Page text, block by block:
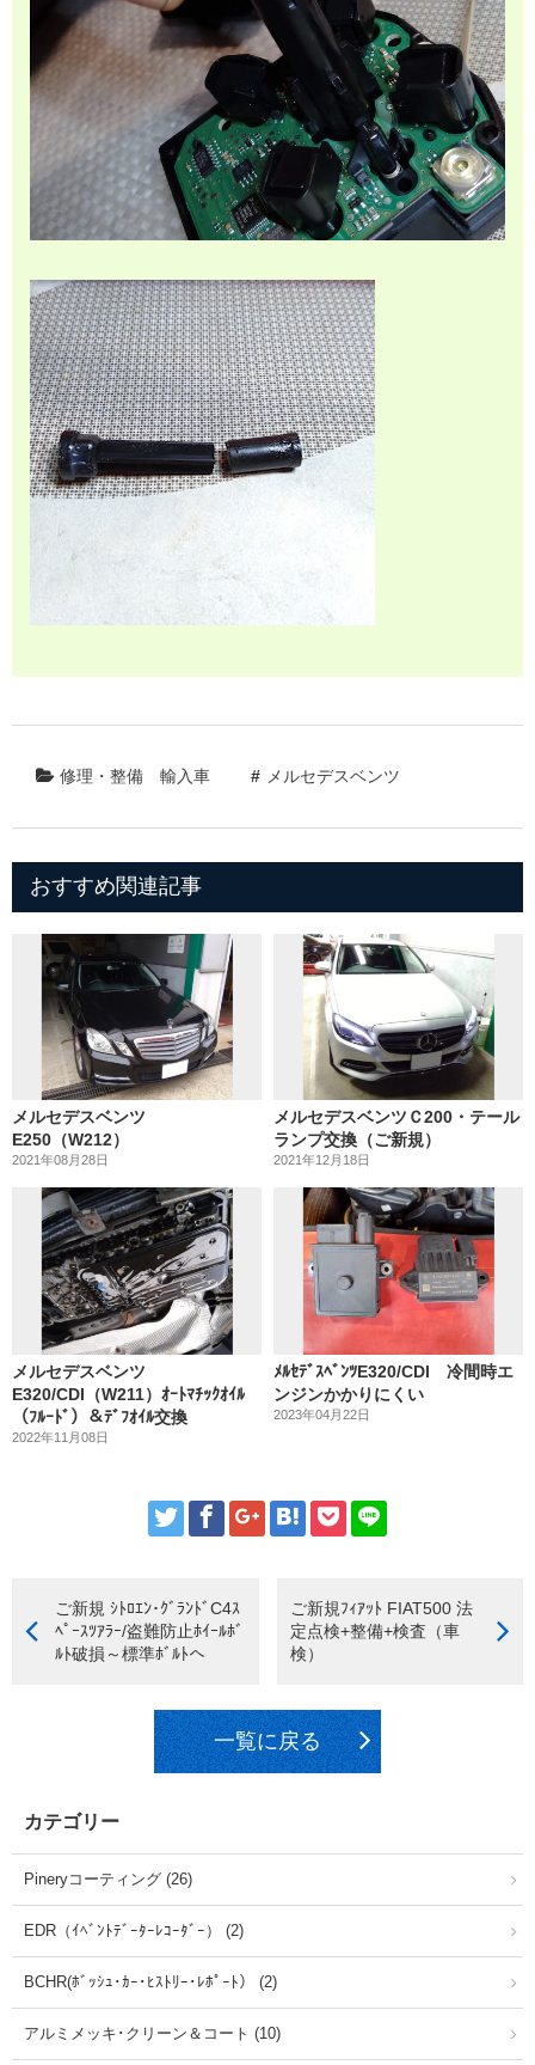
修理・整備 輸入車 メルセデスベンツ
おすすめ関連記事
メルセデスベンツ
E250（W212）
2021年08月28日
メルセデスベンツＣ200・テール
ランプ交換（ご新規）
2021年12月18日
メルセデスベンツ
E320/CDI（W211）ｵｰﾄﾏﾁｯｸｵｲﾙ
（ﾌﾙｰﾄﾞ）＆ﾃﾞﾌｵｲﾙ交換
2022年11月08日
ﾒﾙｾﾃﾞｽﾍﾞﾝﾂE320/CDI 冷間時エ
ンジンかかりにくい
2023年04月22日
ご新規 ｼﾄﾛｴﾝ･ｸﾞﾗﾝﾄﾞC4ｽ
ﾍﾟｰｽﾂｱﾗｰ/盗難防止ﾎｲｰﾙﾎﾞ
ﾙﾄ破損～標準ﾎﾞﾙﾄへ
ご新規ﾌｨｱｯﾄ FIAT500 法
定点検+整備+検査（車
検）
一覧に戻る
カテゴリー
Pineryコーティング (26)
EDR（ｲﾍﾞﾝﾄﾃﾞｰﾀｰﾚｺｰﾀﾞｰ） (2)
BCHR(ﾎﾞｯｼｭ･ｶｰ･ﾋｽﾄﾘｰ･ﾚﾎﾟｰﾄ） (2)
アルミメッキ･クリーン＆コート (10)